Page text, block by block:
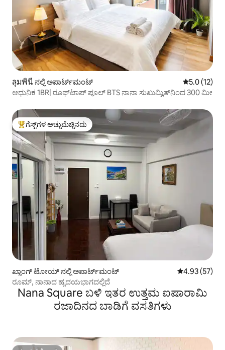
ลุมพินี ನಲ್ಲಿ ಅಪಾರ್ಟ್‌ಮಂಟ್ 5 ರಲ್ಲಿ 5.0
5.0 (12)
ಆಧುನಿಕ 1BR| ರೂಫ್‌ಟಾಪ್ ಪೂಲ್ BTS ನಾನಾ ಸುಖುಮ್ವಿತ್‌ನಿಂದ 300 ಮೀ
ಗೆಸ್ಟ್‌ಗಳಿಗೆ ಅತಿ ಹೆಚ್ಚು ಅಚ್ಚುಮೆಚ್ಚಿನದು
ಗೆಸ್ಟ್‌ಗಳ ಅಚ್ಚುಮೆಚ್ಚಿನದು
ಖ್ಲಾಂಗ್ ಟೋಯ್ ನಲ್ಲಿ ಅಪಾರ್ಟ್‌ಮಂಟ್ 5 ರಲ್ಲಿ 4.93
4.93 (57)
ರೂಮ್, ನಾನಾದ ಹೃದಯಭಾಗದಲ್ಲಿದೆ
Nana Square ಬಳಿ ಇತರ ಉತ್ತಮ ಐಷಾರಾಮಿ
ರಜಾದಿನದ ಬಾಡಿಗೆ ವಸತಿಗಳು